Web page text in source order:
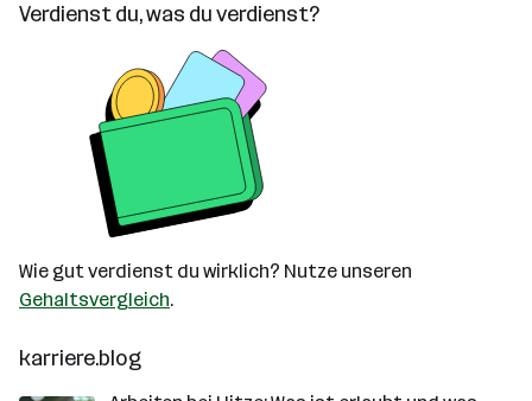
Verdienst du, was du verdienst?
Wie gut verdienst du wirklich? Nutze unseren
Gehaltsvergleich.
karriere.blog